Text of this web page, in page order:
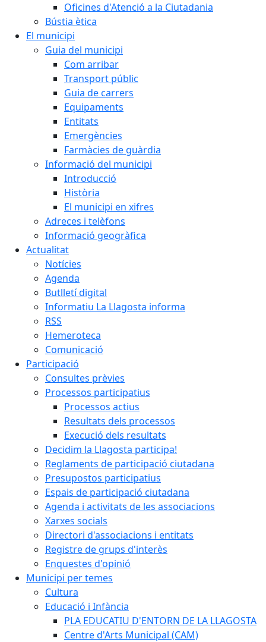
Oficines d'Atenció a la Ciutadania
Bústia ètica
El municipi
Guia del municipi
Com arribar
Transport públic
Guia de carrers
Equipaments
Entitats
Emergències
Farmàcies de guàrdia
Informació del municipi
Introducció
Història
El municipi en xifres
Adreces i telèfons
Informació geogràfica
Actualitat
Notícies
Agenda
Butlletí digital
Informatiu La Llagosta informa
RSS
Hemeroteca
Comunicació
Participació
Consultes prèvies
Processos participatius
Processos actius
Resultats dels processos
Execució dels resultats
Decidim la Llagosta participa!
Reglaments de participació ciutadana
Presupostos participatius
Espais de participació ciutadana
Agenda i activitats de les associacions
Xarxes socials
Directori d'associacions i entitats
Registre de grups d'interès
Enquestes d'opinió
Municipi per temes
Cultura
Educació i Infància
PLA EDUCATIU D'ENTORN DE LA LLAGOSTA
Centre d'Arts Municipal (CAM)